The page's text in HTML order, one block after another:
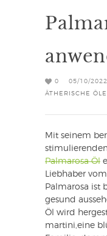
0 05/10/
ÄTHERISCHE ÖLE
Mit seinem
Palmarosa Öl
Liebhaber
Palmarosa ist
gesund
Öl wird
martini,eine